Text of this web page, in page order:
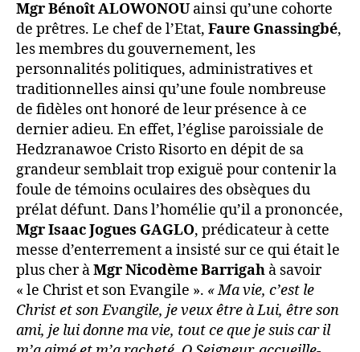
Mgr Bénoît ALOWONOUainsi qu’une cohorte
de prêtres. Le chef de l’Etat, Faure Gnassingbé,
les membres du gouvernement, les
personnalités politiques, administratives et
traditionnelles ainsi qu’une foule nombreuse
de fidèles ont honoré de leur présence à ce
dernier adieu. En effet, l’église paroissiale de
Hedzranawoe Cristo Risorto en dépit de sa
grandeur semblait trop exiguë pour contenir la
foule de témoins oculaires des obsèques du
prélat défunt. Dans l’homélie qu’il a prononcée,
Mgr Isaac Jogues GAGLO, prédicateur à cette
messe d’enterrement a insisté sur ce qui était le
plus cher àMgr NicodèmeBarrigah à savoir
« le Christ et son Evangile ». « Ma vie, c’est le
Christ et son Evangile, je veux être à Lui, être son
ami, je lui donne ma vie, tout ce que je suis car il